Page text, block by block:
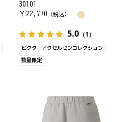
30101
￥ 22,770 （税込）
5.0（1）
ビクターアクセルセンコレクション
数量限定